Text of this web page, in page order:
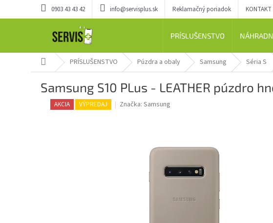
0903 43 43 42 info@servisplus.sk Reklamačný poriadok KONTAKT
PRÍSLUŠENSTVO
DomovPRÍSLUŠENSTVO Púzdra a obaly Samsung Séria S
Samsung S10 PLus - LEATHER púzdro
AKCIA VÝPREDAJ Značka: Samsung